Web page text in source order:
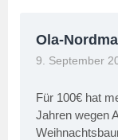
Ola-
9. September
Für 100€ hat
Jahren wegen